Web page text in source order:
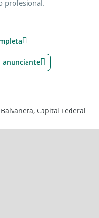
profesional.
con :
frio/ calor
anunciante
Capital Federal